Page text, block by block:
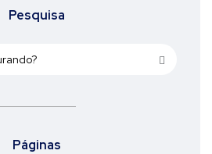
Pesquisa
Páginas